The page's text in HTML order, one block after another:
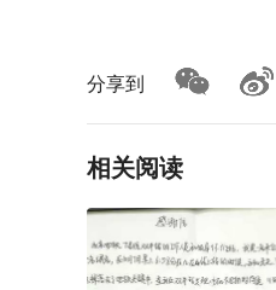
分享到
相关阅读